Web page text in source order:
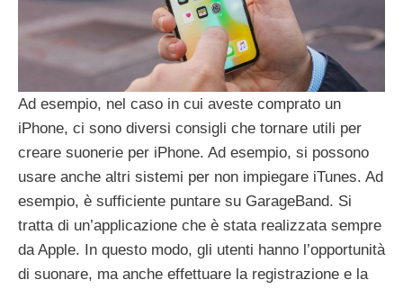
Ad esempio, nel caso in cui aveste comprato un
iPhone, ci sono diversi consigli che tornare utili per
creare suonerie per iPhone. Ad esempio, si possono
usare anche altri sistemi per non impiegare iTunes. Ad
esempio, è sufficiente puntare su GarageBand. Si
tratta di un’applicazione che è stata realizzata sempre
da Apple. In questo modo, gli utenti hanno l’opportunità
di suonare, ma anche effettuare la registrazione e la